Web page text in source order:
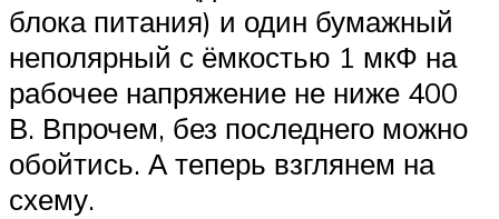
блока питания) и один бумажный
неполярный с ёмкостью 1 мкФ на
рабочее напряжение не ниже 400
В. Впрочем, без последнего можно
обойтись. А теперь взглянем на
схему.